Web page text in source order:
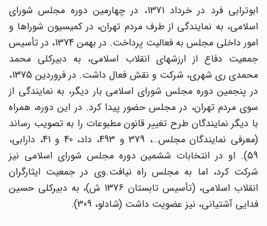
ابوترابی فرد در خرداد 1371، در چهارمین دوره مجلس شورای
اسلامی، به نمایندگی از طرف مردم تهران، در کمیسیون شوراها و
امور داخلی مجلس به فعالیت پرداخت. در بهمن 1374، در تأسیس
جمعیت دفاع از ارزشهای انقلاب اسلامی، به دبیرکلی محمد
محمدی ری شهری، شرکت و نقش فعال داشت. در فروردین 1375،
در پنجمین دوره مجلس شورای اسلامی بار دیگر، به نمایندگی از
سوی مردم تهران، در مجلس حضور پیدا کرد. در این دوره، همراه
با دیگر نمایندگان طرح تغییر قانون مطبوعات را به تصویب رساند
(معرفی نمایندگان مجلس…، 379 و 493، داد، 40 و 41، دارابی،
59). او در انتخابات ششمین دوره مجلس شورای اسلامی نیز
شرکت کرد، اما به مجلس راه نیافت.وی در جمعیت ایثارگران
انقلاب اسلامی، (تأسیس تابستان 1376 ش)، به دبیرکلی حسین
فدایی آشتیانی، نیز عضویت داشت (شادلو، 309).